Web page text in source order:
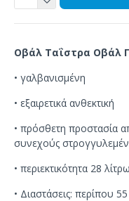
Οβάλ Ταΐστρα Οβάλ
• γαλβανισμένη
• εξαιρετικά ανθεκτική
• πρόσθετη προστασία
συνεχούς
• περιεκτικότητα 28
• Διαστάσεις: περίπου 55